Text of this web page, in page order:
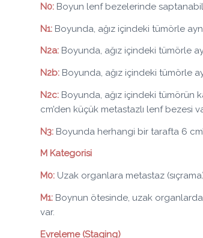
N0: Boyun lenf bezelerinde
N1: Boyunda, ağız içindeki tümörle
N2a: Boyunda, ağız içindeki tümörle
N2b: Boyunda, ağız içindeki tümörle
N2c: Boyunda, ağız içindeki tümörün
cm’den küçük metastazlı lenf bezesi
N3: Boyunda herhangi bir tarafta 6
M Kategorisi
M0: Uzak organlara metastaz
M1: Boynun ötesinde, uzak
var.
Evreleme (Staging)